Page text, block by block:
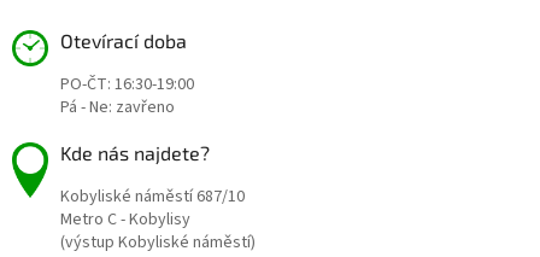
Otevírací doba
PO-ČT: 16:30-19:00
Pá - Ne: zavřeno
Kde nás najdete?
Kobyliské náměstí 687/10
Metro C - Kobylisy
(výstup Kobyliské náměstí)